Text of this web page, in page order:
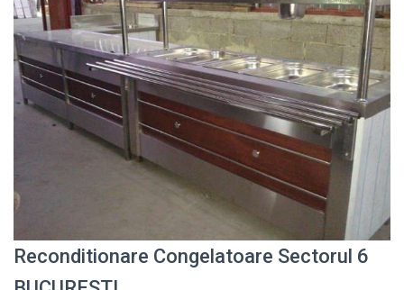
Reconditionare Congelatoare Sectorul 6